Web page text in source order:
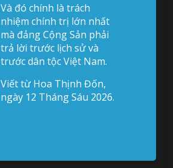
Và đó chính là trách
nhiệm chính trị lớn nhất
mà đảng Cộng Sản phải
trả lời trước lịch sử và
trước dân tộc Việt Nam.
Viết từ Hoa Thịnh Đốn,
ngày 12 Tháng Sáu 2026.